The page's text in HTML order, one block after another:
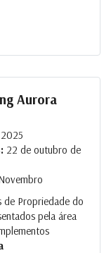
Aurora
22 de outubro de
de Propriedade do
pela área